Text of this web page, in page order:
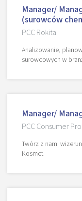
Manager/
(surowców
PCC Rokita
Analizowanie,
surowcowych w
Manager/
PCC Consumer
Twórz z nami
Kosmet.